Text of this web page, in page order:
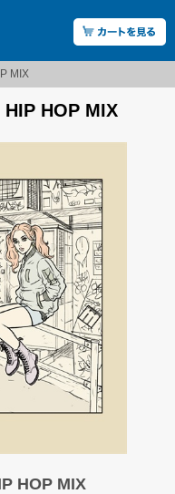
MIX
HIP HOP MIX
HOP MIX